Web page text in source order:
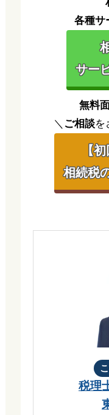
各種サ
サー
無料
＼ ご相談を
【
相続税
税理